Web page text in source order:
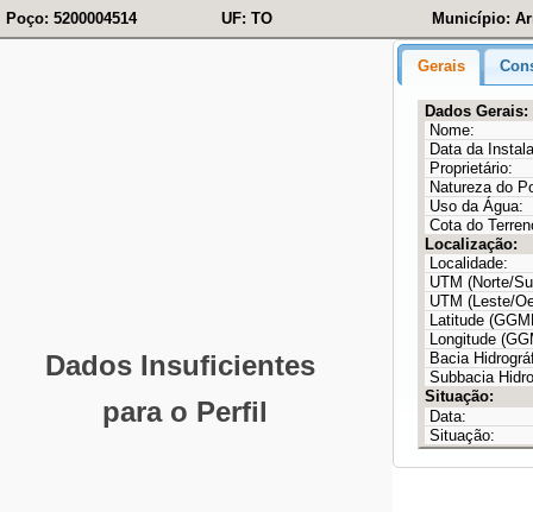
Poço: 5200004514 UF: TO Município:
Gerais
Dados Gerais:
Nome:
Data da
Proprietário:
Natureza do
Uso da Água:
Cota do
Localização:
Localidade:
UTM (Norte/
UTM (Leste/
Latitude
Longitude
Bacia
Subbacia
Situação:
Data:
Situação: